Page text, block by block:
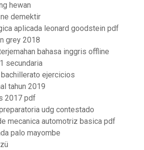
hewan
demektir
aplicada leonard goodstein pdf
grey 2018
bahasa inggris offline
secundaria
ejercicios
tahun 2019
2017 pdf
udg contestado
mecanica automotriz basica pdf
palo mayombe